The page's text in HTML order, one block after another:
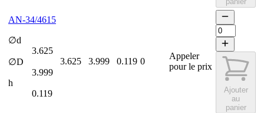
AN-34/4615
∅d
3.625
∅D
3.999
h
0.119
3.625 3.999 0.119 0
Appeler
pour le prix
Ajouter
au
panier